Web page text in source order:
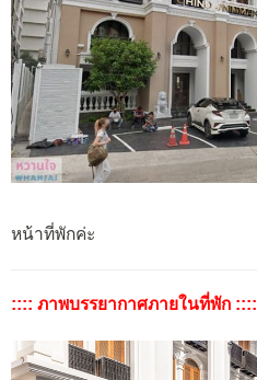
หน้าที่พักค่ะ
:::: ภาพบรรยากาศภายในที่พัก ::::